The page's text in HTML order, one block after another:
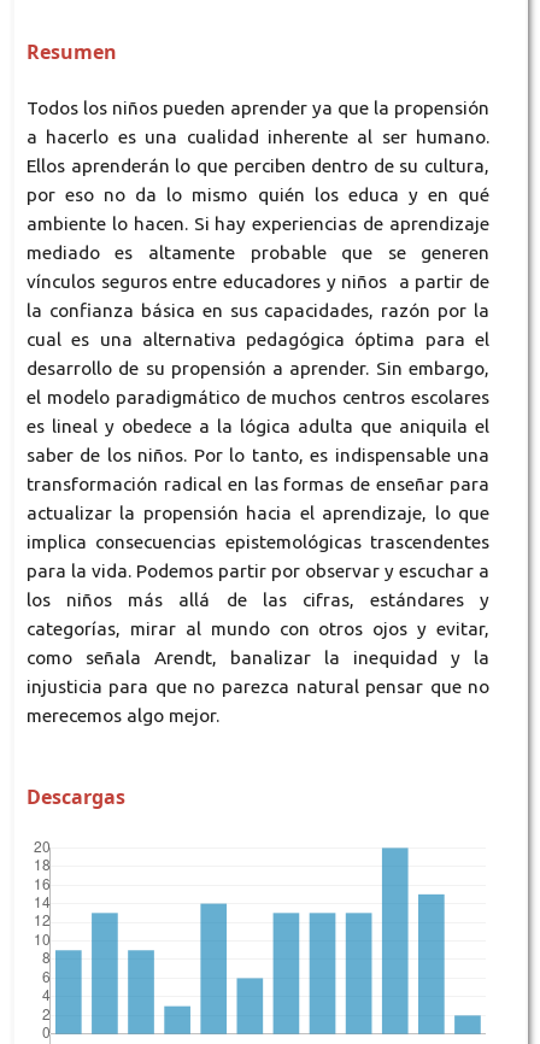
Resumen
Todos los niños pueden aprender ya que la propensión
a hacerlo es una cualidad inherente al ser humano.
Ellos aprenderán lo que perciben dentro de su cultura,
por eso no da lo mismo quién los educa y en qué
ambiente lo hacen. Si hay experiencias de aprendizaje
mediado es altamente probable que se generen
vínculos seguros entre educadores y niños a partir de
la confianza básica en sus capacidades, razón por la
cual es una alternativa pedagógica óptima para el
desarrollo de su propensión a aprender. Sin embargo,
el modelo paradigmático de muchos centros escolares
es lineal y obedece a la lógica adulta que aniquila el
saber de los niños. Por lo tanto, es indispensable una
transformación radical en las formas de enseñar para
actualizar la propensión hacia el aprendizaje, lo que
implica consecuencias epistemológicas trascendentes
para la vida. Podemos partir por observar y escuchar a
los niños más allá de las cifras, estándares y
categorías, mirar al mundo con otros ojos y evitar,
como señala Arendt, banalizar la inequidad y la
injusticia para que no parezca natural pensar que no
merecemos algo mejor.
Descargas